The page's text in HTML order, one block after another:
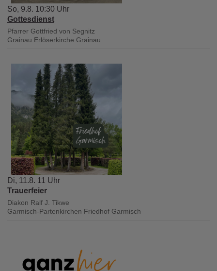
So, 9.8. 10:30 Uhr
Gottesdienst
Pfarrer Gottfried von Segnitz
Grainau Erlöserkirche Grainau
Di, 11.8. 11 Uhr
Trauerfeier
Diakon Ralf J. Tikwe
Garmisch-Partenkirchen Friedhof Garmisch